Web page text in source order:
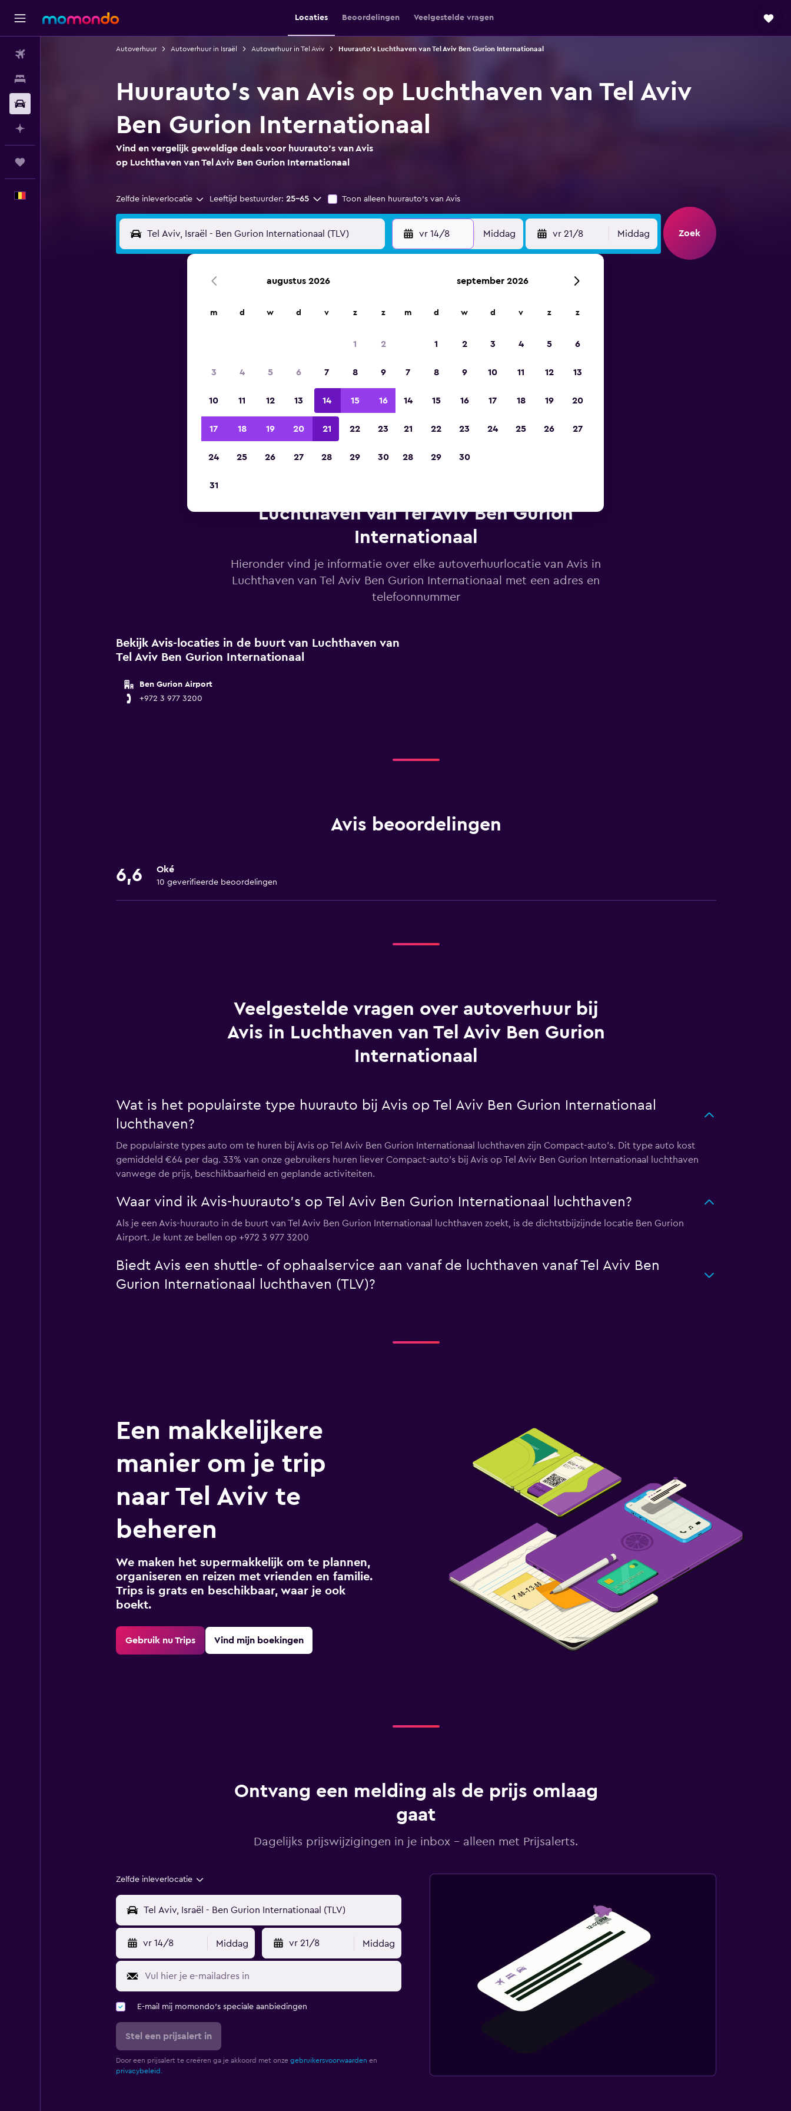
Locaties Beoordelingen Veelgestelde vragen
Autoverhuur Autoverhuur in Israël Autoverhuur in Tel Aviv Huurauto's Luchthaven van Tel Aviv Ben Gurion Internationaal
Huurauto's van Avis op Luchthaven van Tel Aviv
Ben Gurion Internationaal
Vind en vergelijk geweldige deals voor huurauto's van Avis
op Luchthaven van Tel Aviv Ben Gurion Internationaal
Zelfde inleverlocatie Leeftijd bestuurder: 25-65 Toon alleen huurauto's van Avis
vr 14/8 Middag vr 21/8 Middag Zoek
app 2023
Luchthaven van Tel Aviv Ben Gurion
Internationaal
Hieronder vind je informatie over elke autoverhuurlocatie van Avis in
Luchthaven van Tel Aviv Ben Gurion Internationaal met een adres en
telefoonnummer
Bekijk Avis-locaties in de buurt van Luchthaven van
Tel Aviv Ben Gurion Internationaal
Ben Gurion Airport
+972 3 977 3200
Avis beoordelingen
6,6 Oké
10 geverifieerde beoordelingen
Veelgestelde vragen over autoverhuur bij
Avis in Luchthaven van Tel Aviv Ben Gurion
Internationaal
Wat is het populairste type huurauto bij Avis op Tel Aviv Ben Gurion Internationaal
luchthaven?
De populairste types auto om te huren bij Avis op Tel Aviv Ben Gurion Internationaal luchthaven zijn Compact-auto's. Dit type auto kost
gemiddeld €64 per dag. 33% van onze gebruikers huren liever Compact-auto's bij Avis op Tel Aviv Ben Gurion Internationaal luchthaven
vanwege de prijs, beschikbaarheid en geplande activiteiten.
Waar vind ik Avis-huurauto's op Tel Aviv Ben Gurion Internationaal luchthaven?
Als je een Avis-huurauto in de buurt van Tel Aviv Ben Gurion Internationaal luchthaven zoekt, is de dichtstbijzijnde locatie Ben Gurion
Airport. Je kunt ze bellen op +972 3 977 3200
Biedt Avis een shuttle- of ophaalservice aan vanaf de luchthaven vanaf Tel Aviv Ben
Gurion Internationaal luchthaven (TLV)?
Een makkelijkere
manier om je trip
naar Tel Aviv te
beheren
We maken het supermakkelijk om te plannen,
organiseren en reizen met vrienden en familie.
Trips is grats en beschikbaar, waar je ook
boekt.
Gebruik nu Trips Vind mijn boekingen
Ontvang een melding als de prijs omlaag
gaat
Dagelijks prijswijzigingen in je inbox - alleen met Prijsalerts.
Zelfde inleverlocatie
vr 14/8 Middag vr 21/8 Middag
E-mail mij momondo's speciale aanbiedingen
Stel een prijsalert in
Door een prijsalert te creëren ga je akkoord met onze gebruikersvoorwaarden en
privacybeleid.
augustus 2026
m d w d v z z
1 2
3 4 5 6 7 8 9
10 11 12 13 14 15 16
17 18 19 20 21 22 23
24 25 26 27 28 29 30
31
september 2026
m d w d v z z
1 2 3 4 5 6
7 8 9 10 11 12 13
14 15 16 17 18 19 20
21 22 23 24 25 26 27
28 29 30